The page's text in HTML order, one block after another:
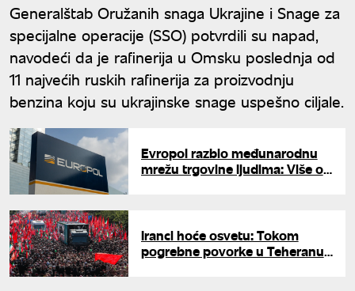
Generalštab Oružanih snaga Ukrajine i Snage za
specijalne operacije (SSO) potvrdili su napad,
navodeći da je rafinerija u Omsku poslednja od
11 najvećih ruskih rafinerija za proizvodnju
benzina koju su ukrajinske snage uspešno ciljale.
Evropol razbio međunarodnu
mrežu trgovine ljudima: Više od
Iranci hoće osvetu: Tokom
pogrebne povorke u Teheranu